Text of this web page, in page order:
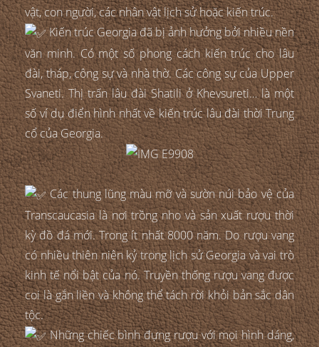
vật, con người, các nhân vật lịch sử hoặc kiến trúc.
Kiến trúc Georgia đã bị ảnh hưởng bởi nhiều nền
văn minh. Có một số phong cách kiến trúc cho lâu
đài, tháp, công sự và nhà thờ. Các công sự của Upper
Svaneti. Thị trấn lâu đài Shatili ở Khevsureti… là một
số ví dụ điển hình nhất về kiến trúc lâu đài thời Trung
cổ của Georgia.
Các thung lũng màu mỡ và sườn núi bảo vệ của
Transcaucasia là nơi trồng nho và sản xuất rượu thời
kỳ đồ đá mới. Trong ít nhất 8000 năm. Do rượu vang
có nhiều thiên niên kỷ trong lịch sử Georgia và vai trò
kinh tế nổi bật của nó. Truyền thống rượu vang được
coi là gắn liền và không thể tách rời khỏi bản sắc dân
tộc.
Những chiếc bình đựng rượu với mọi hình dáng,